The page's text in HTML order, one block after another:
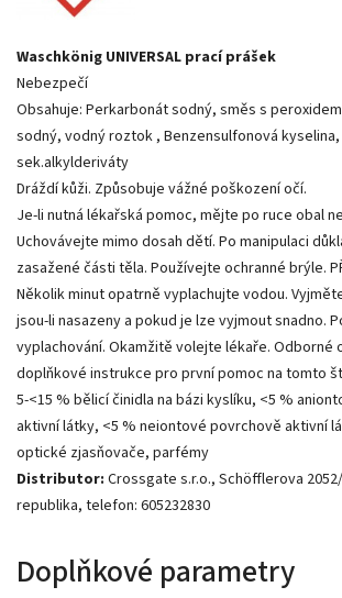
Waschkönig UNIVERSAL prací prášek
Nebezpečí
Obsahuje: Perkarbonát sodný, směs s
sodný, vodný roztok , Benzensulfonová kyselina,
sek.alkylderiváty
Dráždí kůži. Způsobuje vážné poškození očí.
Je-li nutná lékařská pomoc, mějte po ruce obal
Uchovávejte mimo dosah dětí. Po manipulaci
zasažené části těla. Používejte ochranné brýle.
Několik minut opatrně vyplachujte vodou.
jsou-li nasazeny a pokud je lze vyjmout snadno.
vyplachování. Okamžitě volejte lékaře. Odborné
doplňkové instrukce pro první pomoc na tomto
5-<15 % bělicí činidla na bázi kyslíku, <5 %
aktivní látky, <5 % neiontové povrchově aktivní
optické zjasňovače, parfémy
Distributor: Crossgate s.r.o., Schöfflerova
republika, telefon: 605232830
Doplňkové parametry